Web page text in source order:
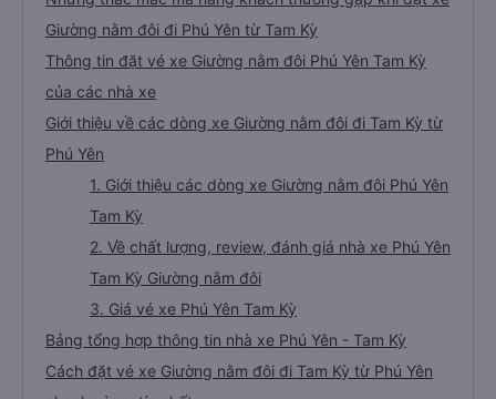
Giường nằm đôi đi Phú Yên từ Tam Kỳ
Thông tin đặt vé xe Giường nằm đôi Phú Yên Tam Kỳ
của các nhà xe
Giới thiệu về các dòng xe Giường nằm đôi đi Tam Kỳ từ
Phú Yên
1. Giới thiệu các dòng xe Giường nằm đôi Phú Yên
Tam Kỳ
2. Về chất lượng, review, đánh giá nhà xe Phú Yên
Tam Kỳ Giường nằm đôi
3. Giá vé xe Phú Yên Tam Kỳ
Bảng tổng hợp thông tin nhà xe Phú Yên - Tam Kỳ
Cách đặt vé xe Giường nằm đôi đi Tam Kỳ từ Phú Yên